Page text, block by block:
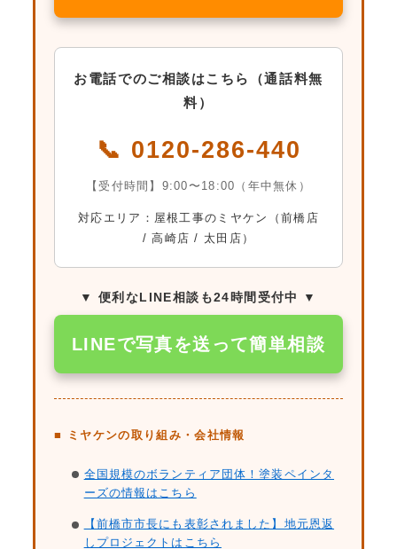
お電話でのご相談はこちら（通話料無
料）
📞 0120-286-440
【受付時間】9:00〜18:00（年中無休）
対応エリア：屋根工事のミヤケン（前橋店
/ 高崎店 / 太田店）
▼ 便利なLINE相談も24時間受付中 ▼
LINEで写真を送って簡単相談
■ ミヤケンの取り組み・会社情報
全国規模のボランティア団体！塗装ペインタ
ーズの情報はこちら
【前橋市市長にも表彰されました】地元恩返
しプロジェクトはこちら